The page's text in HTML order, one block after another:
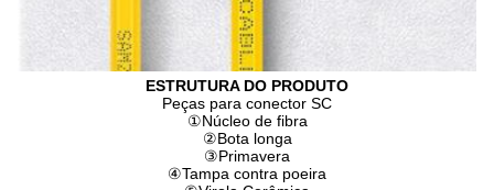
ESTRUTURA DO PRODUTO
Peças para conector SC
①Núcleo de fibra
②Bota longa
③Primavera
④Tampa contra poeira